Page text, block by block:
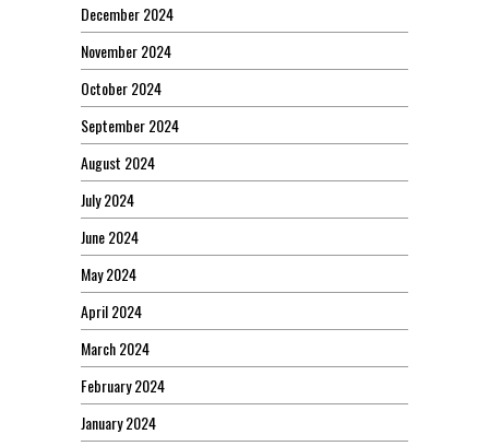
December 2024
November 2024
October 2024
September 2024
August 2024
July 2024
June 2024
May 2024
April 2024
March 2024
February 2024
January 2024